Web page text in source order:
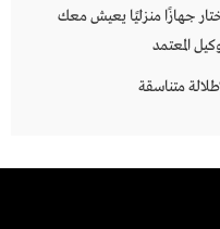
جهازًا منزليًا يعيش معك
المعتمد
متناسقة